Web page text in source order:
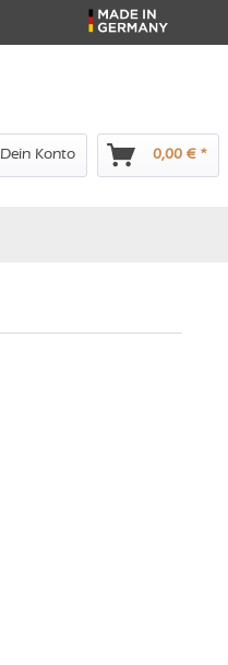
Dein Konto 0,00 € *